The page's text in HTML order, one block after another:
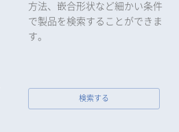
方法、嵌合形状など細かい条件
で製品を検索することができま
す。
検索する